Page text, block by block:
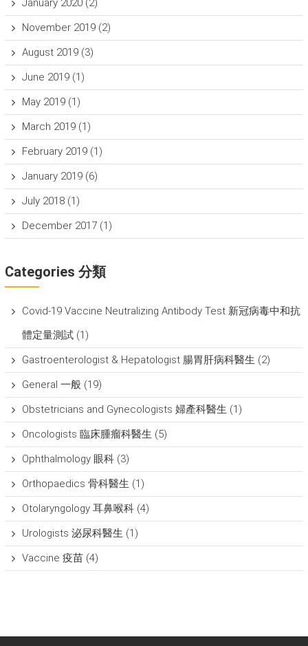
November 2019(2)
August 2019(3)
June 2019(1)
May 2019(1)
March 2019(1)
February 2019(1)
January 2019(6)
July 2018(1)
December 2017(1)
Categories 分類
Covid-19 Vaccine Neutralizing Antibody Test 新冠病毒中和抗
體定量測試(1)
Gastroenterologist & Hepatologist 腸胃肝病科醫生 (2)
General 一般(19)
Obstetricians and Gynecologists 婦產科醫生 (1)
Oncologists 臨床腫瘤科醫生 (5)
Ophthalmology 眼科(3)
Orthopaedics 骨科醫生 (1)
Otolaryngology 耳鼻喉科(4)
Urologists 泌尿科醫生 (1)
Vaccine 疫苗(4)